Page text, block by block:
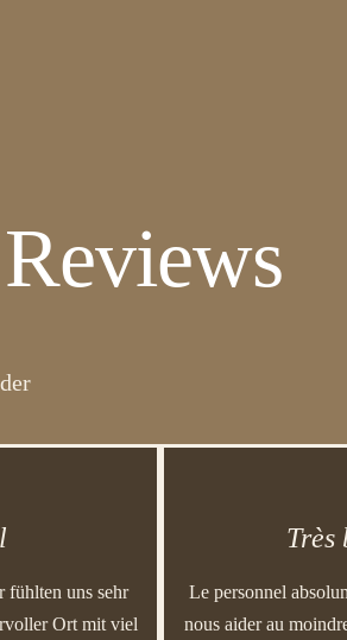
uns sehr
Ort mit viel
Très
Le personnel
nous aider au